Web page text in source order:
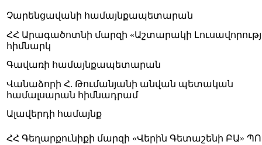
Չարենցավանի համայնքապետարան
ՀՀ Արագածոտնի մարզի «Աշտարակի
հիմնարկ
Գավառի համայնքապետարան
Վանաձորի Հ. Թումանյանի անվան պետական
համալսարան հիմնադրամ
Ալավերդի համայնք
ՀՀ Գեղարքունիքի մարզի «Վերին Գետաշենի ԲԱ»